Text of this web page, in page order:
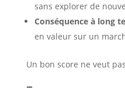
sans explorer de
Conséquence à long
en valeur sur un
Un bon score ne veut
–